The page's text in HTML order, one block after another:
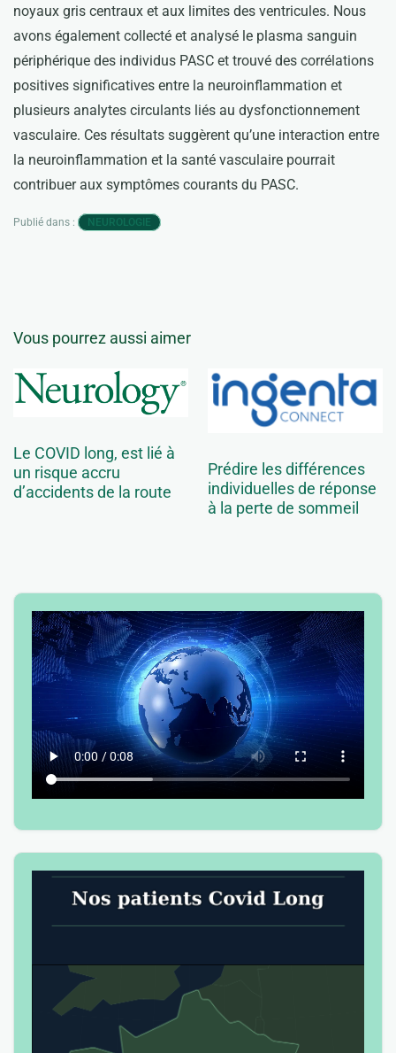
noyaux gris centraux et aux limites des ventricules. Nous
avons également collecté et analysé le plasma sanguin
périphérique des individus PASC et trouvé des corrélations
positives significatives entre la neuroinflammation et
plusieurs analytes circulants liés au dysfonctionnement
vasculaire. Ces résultats suggèrent qu’une interaction entre
la neuroinflammation et la santé vasculaire pourrait
contribuer aux symptômes courants du PASC.
Publié dans : NEUROLOGIE
Vous pourrez aussi aimer
Le COVID long, est lié à
un risque accru
d’accidents de la route
Prédire les différences
individuelles de réponse
à la perte de sommeil